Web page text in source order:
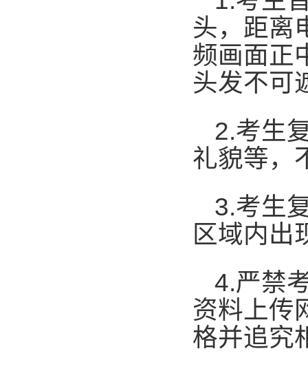
头，距离
频画面正
头发不可
2.考生
礼貌等，
3.考生
区域内出
4.严禁
资料上传
格并追究